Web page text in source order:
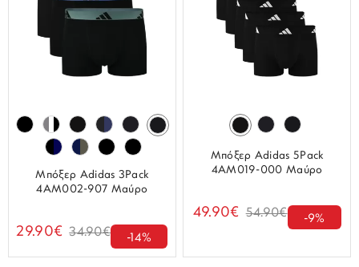
Μπόξερ Adidas 3Pack
4AM002-907 Μαύρο
29.90€ 34.90€ -14%
Μπόξερ Adidas 5Pack
4AM019-000 Μαύρο
49.90€ 54.90€ -9%